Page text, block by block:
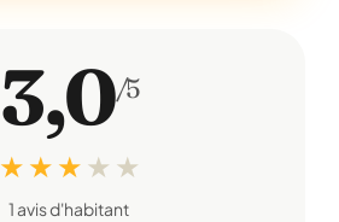
3,0/5
★ ★ ★ ★ ★
1 avis d'habitant